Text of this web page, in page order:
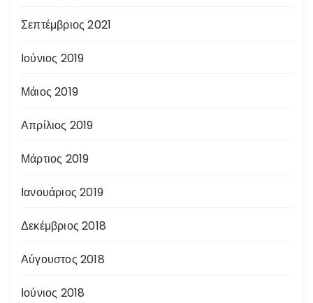
Σεπτέμβριος 2021
Ιούνιος 2019
Μάιος 2019
Απρίλιος 2019
Μάρτιος 2019
Ιανουάριος 2019
Δεκέμβριος 2018
Αύγουστος 2018
Ιούνιος 2018